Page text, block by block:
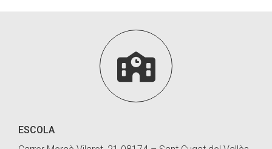

ESCOLA